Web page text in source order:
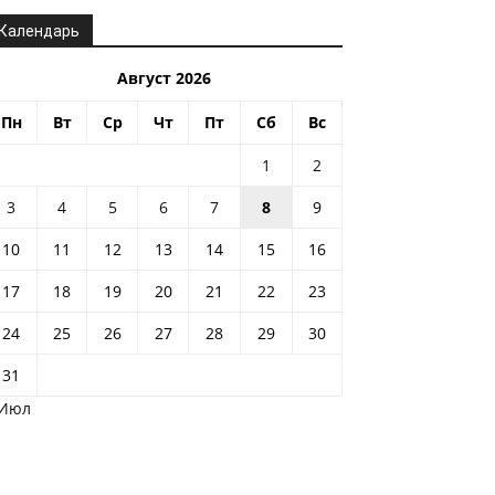
Август 2026
Пн Вт Ср Чт Пт Сб Вс
1
2
3
4 5 6 7 8
9
10
11 12 13 14 15
16
17
18 19 20 21 22
23
24
25 26 27 28 29
30
31